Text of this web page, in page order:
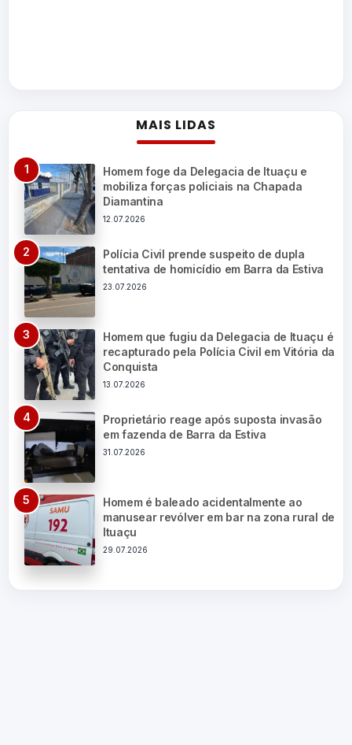
MAIS LIDAS
Homem foge da Delegacia de Ituaçu e
mobiliza forças policiais na Chapada
Diamantina
12.07.2026
Polícia Civil prende suspeito de dupla
tentativa de homicídio em Barra da Estiva
23.07.2026
Homem que fugiu da Delegacia de Ituaçu é
recapturado pela Polícia Civil em Vitória da
Conquista
13.07.2026
Proprietário reage após suposta invasão
em fazenda de Barra da Estiva
31.07.2026
Homem é baleado acidentalmente ao
manusear revólver em bar na zona rural de
Ituaçu
29.07.2026